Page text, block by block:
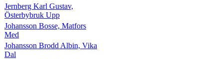
Jernberg Karl Gustav,
Österbybruk Upp
Johansson Bosse, Matfors
Med
Johansson Brodd Albin, Vika
Dal